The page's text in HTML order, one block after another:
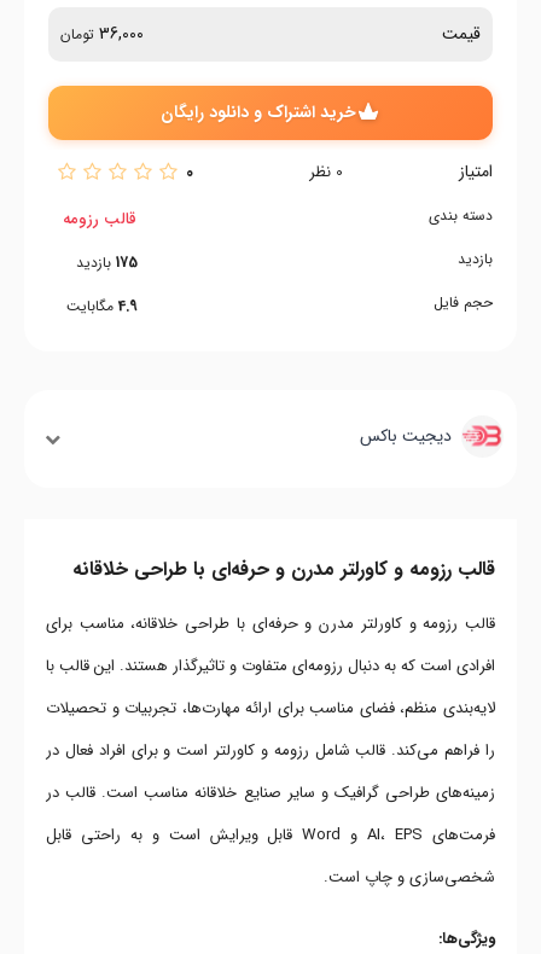
قیمت 36,000 تومان
خرید اشتراک و دانلود رایگان
امتیاز 0 نظر 0
دسته بندی
بازدید
حجم فایل
قالب رزومه
175 بازدید
4.9 مگابایت
دیجیت باکس
قالب رزومه و کاورلتر مدرن و حرفه‌ای با طراحی خلاقانه
قالب رزومه و کاورلتر مدرن و حرفه‌ای با طراحی خلاقانه، مناسب برای
افرادی است که به دنبال رزومه‌ای متفاوت و تاثیرگذار هستند. این قالب با
لایه‌بندی منظم، فضای مناسب برای ارائه مهارت‌ها، تجربیات و تحصیلات
را فراهم می‌کند. قالب شامل رزومه و کاورلتر است و برای افراد فعال در
زمینه‌های طراحی گرافیک و سایر صنایع خلاقانه مناسب است. قالب در
فرمت‌های AI، EPS و Word قابل ویرایش است و به راحتی قابل
شخصی‌سازی و چاپ است.
ویژگی‌ها: